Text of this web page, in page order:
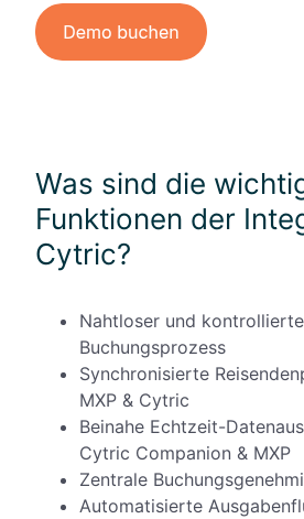
Was sind die
Funktionen der
Cytric?
Nahtloser und
Buchungsprozess
Synchronisierte
MXP & Cytric
Beinahe Echtzeit-
Cytric Companion & MXP
Zentrale
Automatisierte